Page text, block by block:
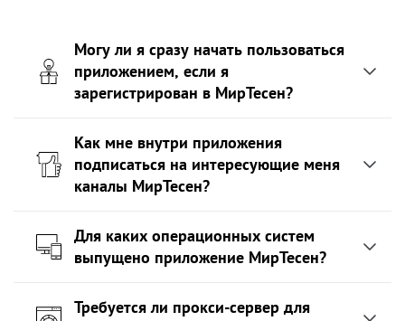
Могу ли я сразу начать пользоваться
приложением, если я
зарегистрирован в МирТесен?
Как мне внутри приложения
подписаться на интересующие меня
каналы МирТесен?
Для каких операционных систем
выпущено приложение МирТесен?
Требуется ли прокси-сервер для